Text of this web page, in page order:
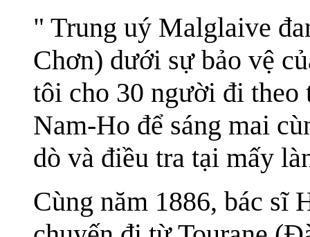
" Trung uý Malglaive
Chơn) dưới sự bảo vệ
tôi cho 30 người đi theo
Nam-Ho để sáng mai
dò và điều tra tại mấy
Cùng năm 1886, bác sĩ